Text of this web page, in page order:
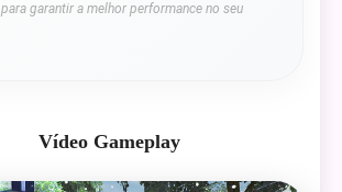
garantir a melhor performance no seu
Vídeo Gameplay